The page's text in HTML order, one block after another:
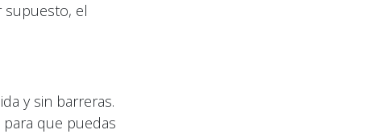
supuesto, el
y sin barreras.
que puedas